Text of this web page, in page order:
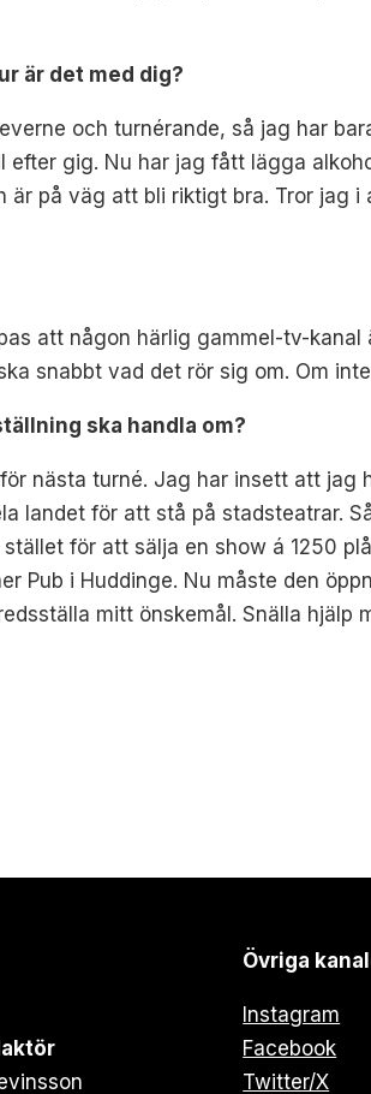
är det med dig?
och turnérande, så jag har
efter gig. Nu har jag fått lägga
är på väg att bli riktigt bra. Tror jag
att någon härlig gammel-tv-
snabbt vad det rör sig om. Om
ska handla om?
nästa turné. Jag har insett att jag
landet för att stå på stadsteatrar.
för att sälja en show á 1250
Pub i Huddinge. Nu måste den
mitt önskemål. Snälla hjälp
Övriga
Instagram
Facebook
Twitter/X